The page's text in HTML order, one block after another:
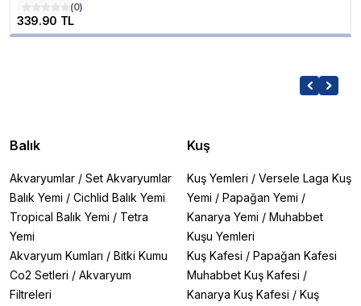
(0)
339.90 TL
Balık
Akvaryumlar / Set Akvaryumlar
Balık Yemi / Cichlid Balık Yemi
Tropical Balık Yemi / Tetra
Yemi
Akvaryum Kumları / Bitki Kumu
Co2 Setleri / Akvaryum
Filtreleri
Kuş
Kuş Yemleri / Versele Laga Kuş
Yemi / Papağan Yemi /
Kanarya Yemi / Muhabbet
Kuşu Yemleri
Kuş Kafesi / Papağan Kafesi
Muhabbet Kuş Kafesi /
Kanarya Kuş Kafesi / Kuş